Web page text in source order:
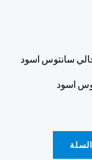
اسود